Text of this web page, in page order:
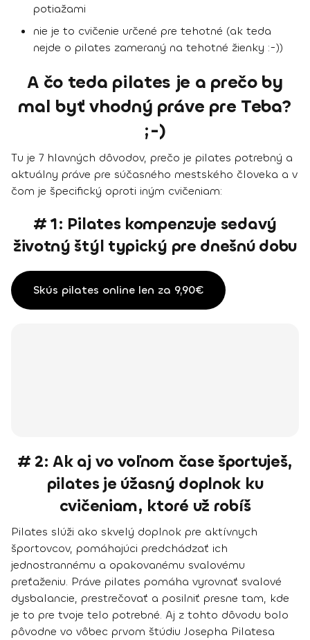
potiažami
nie je to cvičenie určené pre tehotné (ak teda
nejde o pilates zameraný na tehotné žienky :-))
A čo teda pilates je a prečo by
mal byť vhodný práve pre Teba?
;-)
Tu je 7 hlavných dôvodov, prečo je pilates potrebný a
aktuálny práve pre súčasného mestského človeka a v
čom je špecifický oproti iným cvičeniam:
# 1: Pilates kompenzuje sedavý
životný štýl typický pre dnešnú dobu
Skús pilates online len za 9,90€
# 2: Ak aj vo voľnom čase športuješ,
pilates je úžasný doplnok ku
cvičeniam, ktoré už robíš
Pilates slúži ako skvelý doplnok pre aktívnych
športovcov, pomáhajúci predchádzať ich
jednostrannému a opakovanému svalovému
preťaženiu. Práve pilates pomáha vyrovnať svalové
dysbalancie, prestrečovať a posilniť presne tam, kde
je to pre tvoje telo potrebné. Aj z tohto dôvodu bolo
pôvodne vo vôbec prvom štúdiu Josepha Pilatesa